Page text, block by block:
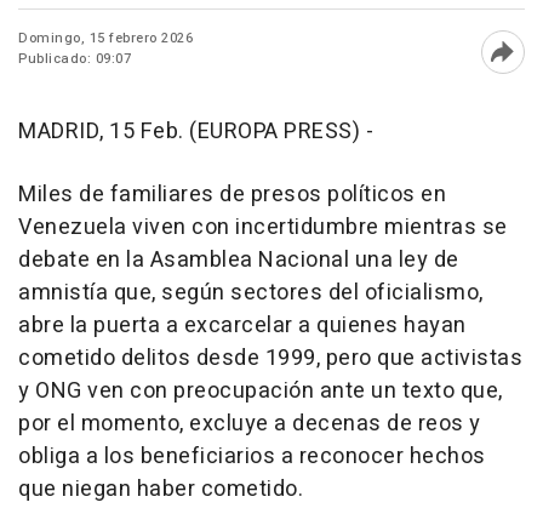
Domingo, 15 febrero 2026
Publicado: 09:07
MADRID, 15 Feb. (EUROPA PRESS) -
Miles de familiares de presos políticos en
Venezuela viven con incertidumbre mientras se
debate en la Asamblea Nacional una ley de
amnistía que, según sectores del oficialismo,
abre la puerta a excarcelar a quienes hayan
cometido delitos desde 1999, pero que activistas
y ONG ven con preocupación ante un texto que,
por el momento, excluye a decenas de reos y
obliga a los beneficiarios a reconocer hechos
que niegan haber cometido.